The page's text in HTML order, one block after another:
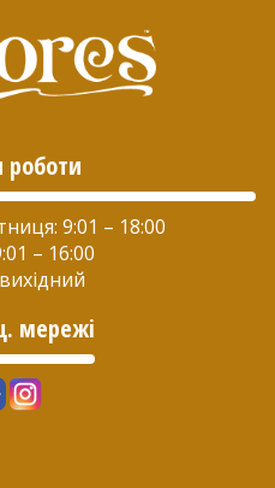
роботи
9:01 – 18:00
– 16:00
мережі